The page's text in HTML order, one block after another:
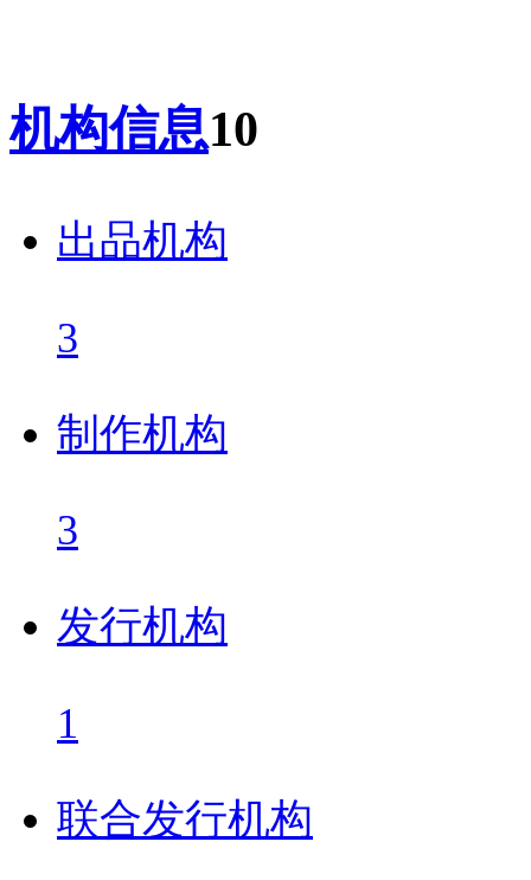
机构信息10
出品机构
3
制作机构
3
发行机构
1
联合发行机构